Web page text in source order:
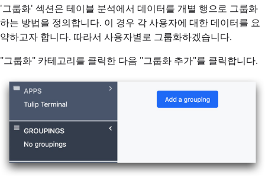
'그룹화' 섹션은 테이블 분석에서 데이터를 개별 행으로 그룹화
하는 방법을 정의합니다. 이 경우 각 사용자에 대한 데이터를 요
약하고자 합니다. 따라서 사용자별로 그룹화하겠습니다.
"그룹화" 카테고리를 클릭한 다음 "그룹화 추가"를 클릭합니다.